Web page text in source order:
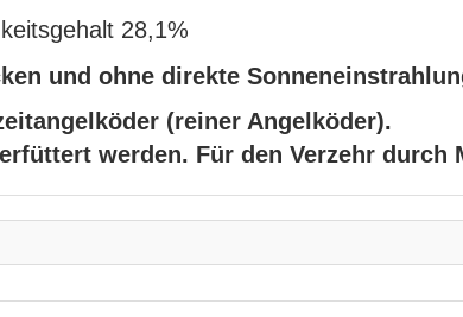
28,1%
und ohne direkte
(reiner Angelköder).
werden. Für den Verzehr durch